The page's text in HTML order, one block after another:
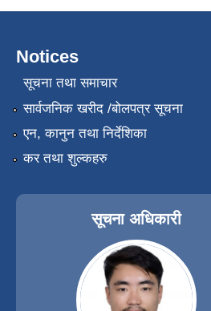
Notices
सूचना तथा समाचार
सार्वजनिक खरीद /बोलपत्र सूचना
एन, कानुन तथा निर्देशिका
कर तथा शुल्कहरु
सूचना अधिकारी